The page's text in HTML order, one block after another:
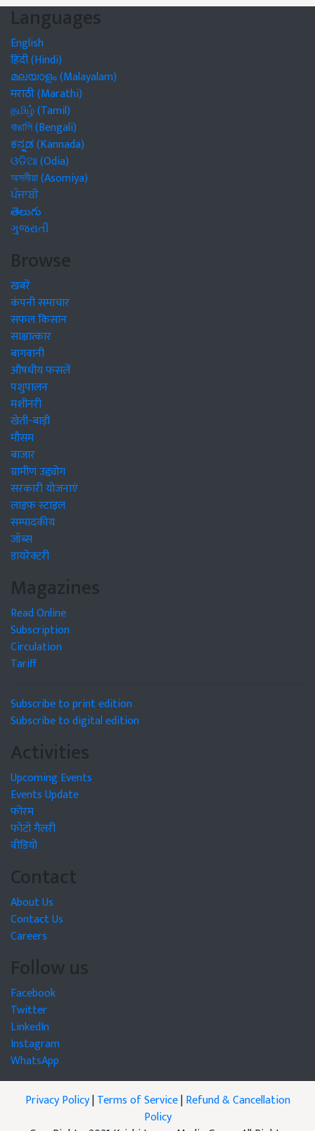
Languages
English
हिंदी (Hindi)
മലയാളം (Malayalam)
मराठी (Marathi)
தமிழ் (Tamil)
বাঙালি (Bengali)
ಕನ್ನಡ (Kannada)
ଓଡିଆ (Odia)
অসমীয়া (Asomiya)
ਪੰਜਾਬੀ
తెలుగు
ગુજરાતી
Browse
खबरें
कंपनी समाचार
सफल किसान
साक्षात्कार
बागवानी
औषधीय फसलें
पशुपालन
मशीनरी
खेती-बाड़ी
मौसम
बाजार
ग्रामीण उद्द्योग
सरकारी योजनाएं
लाइफ स्टाइल
सम्पादकीय
जॉब्स
डायरेक्टरी
Magazines
Read Online
Subscription
Circulation
Tariff
Subscribe to print edition
Subscribe to digital edition
Activities
Upcoming Events
Events Update
फोरम
फोटो गैलरी
वीडियो
Contact
About Us
Contact Us
Careers
Follow us
Facebook
Twitter
LinkedIn
Instagram
WhatsApp
Privacy Policy|Terms of Service|Refund & Cancellation
Policy